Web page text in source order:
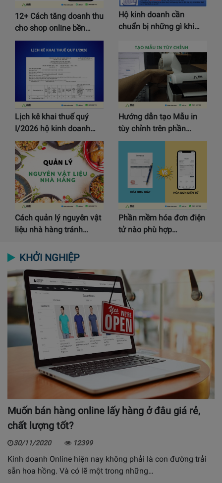
12+ Cách tăng doanh thu
cho shop online bền…
Hộ kinh doanh cần
chuẩn bị những gì khi…
Lịch kê khai thuế quý
I/2026 hộ kinh doanh…
Hướng dẫn tạo Mẫu in
tùy chỉnh trên phần…
Cách quản lý nguyên vật
liệu nhà hàng tránh…
Phần mềm hóa đơn điện
tử nào phù hợp…
KHỞI NGHIỆP
Muốn bán hàng online lấy hàng ở đâu giá rẻ,
chất lượng tốt?
30/11/2020 12399
Kinh doanh Online hiện nay không phải là con đường trải
sẵn hoa hồng. Và có lẽ một trong những…